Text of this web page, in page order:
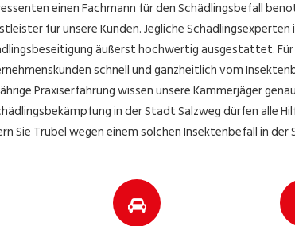
einen Fachmann für den Schädlingsbefall
für unsere Kunden. Jegliche
äußerst hochwertig ausgestattet.
schnell und ganzheitlich vom
Praxiserfahrung wissen unsere Kammerjäger
in der Stadt Salzweg dürfen alle
Sie Trubel wegen einem solchen Insektenbefall in der